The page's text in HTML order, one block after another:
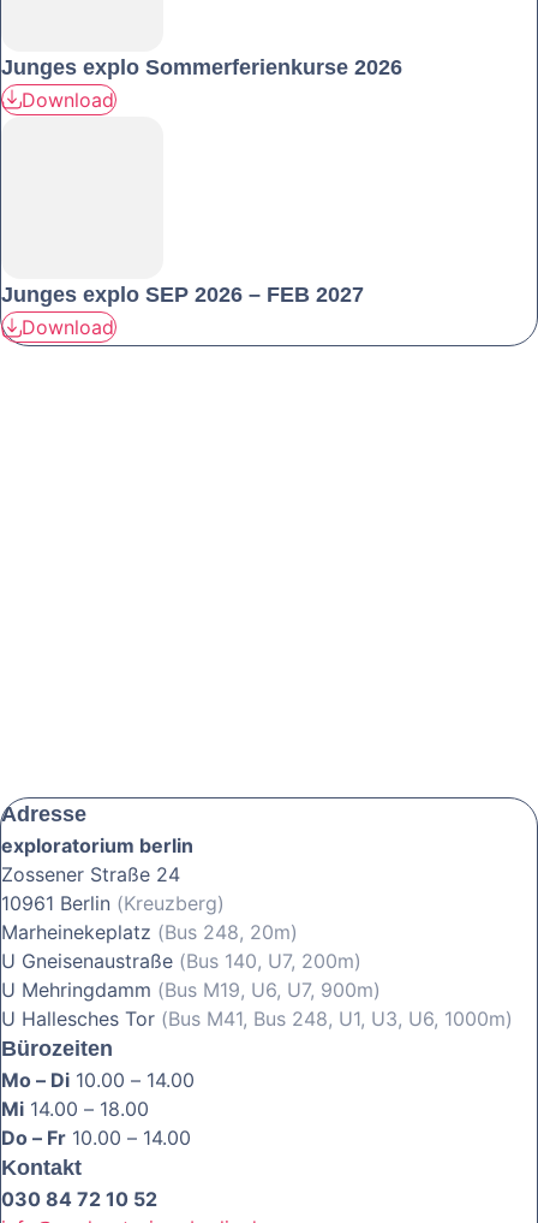
Junges explo Sommerferienkurse 2026
Download
Junges explo SEP 2026 – FEB 2027
Download
Adresse
exploratorium berlin
Zossener Straße 24
10961 Berlin (Kreuzberg)
Marheinekeplatz (Bus 248, 20m)
U Gneisenaustraße (Bus 140, U7, 200m)
U Mehringdamm (Bus M19, U6, U7, 900m)
U Hallesches Tor (Bus M41, Bus 248, U1, U3, U6, 1000m)
Bürozeiten
Mo – Di 10.00 – 14.00
Mi 14.00 – 18.00
Do – Fr 10.00 – 14.00
Kontakt
030 84 72 10 52